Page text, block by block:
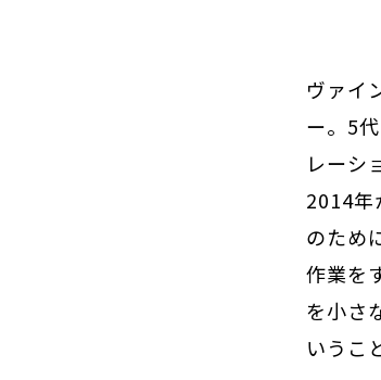
ヴァイ
ー。5
レーシ
2014年
のため
作業を
を小さ
いうこ